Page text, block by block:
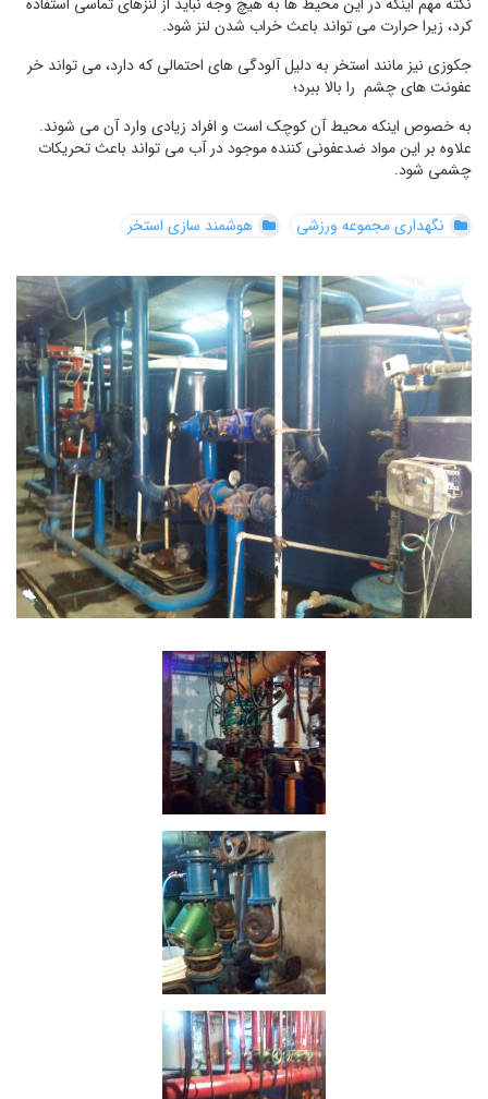
کرد، زیرا حرارت می تواند باعث خراب شدن لنز شود.
جکوزی نیز مانند استخر به دلیل آلودگی های احتمالی که دارد، می تواند خر
عفونت های چشم را بالا ببرد؛
به خصوص اینکه محیط آن کوچک است و افراد زیادی وارد آن می شوند.
علاوه بر این مواد ضدعفونی کننده موجود در آب می تواند باعث تحریکات
چشمی شود.
نگهداری مجموعه ورزشی هوشمند سازی استخر